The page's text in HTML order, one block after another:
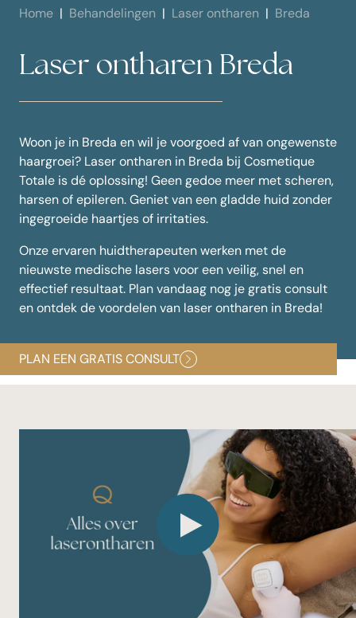
Home Behandelingen Laser ontharen Breda
Laser ontharen Breda
Woon je in Breda en wil je voorgoed af van ongewenste
haargroei? Laser ontharen in Breda bij Cosmetique
Totale is dé oplossing! Geen gedoe meer met scheren,
harsen of epileren. Geniet van een gladde huid zonder
ingegroeide haartjes of irritaties.
Onze ervaren huidtherapeuten werken met de
nieuwste medische lasers voor een veilig, snel en
effectief resultaat. Plan vandaag nog je gratis consult
en ontdek de voordelen van laser ontharen in Breda!
PLAN EEN GRATIS CONSULT